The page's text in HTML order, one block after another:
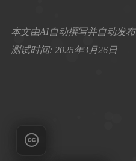
本文由AI自动撰写并自动发布
测试时间: 2025年3月26日